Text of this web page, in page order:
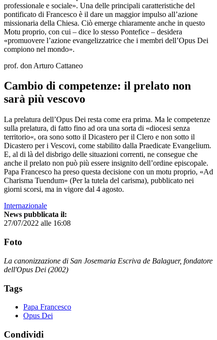
professionale e sociale». Una delle principali caratteristiche del
pontificato di Francesco è il dare un maggior impulso all’azione
missionaria della Chiesa. Ciò emerge chiaramente anche in questo
Motu proprio, con cui – dice lo stesso Pontefice – desidera
«promuovere l’azione evangelizzatrice che i membri dell’Opus Dei
compiono nel mondo».
prof. don Arturo Cattaneo
Cambio di competenze: il prelato non
sarà più vescovo
La prelatura dell’Opus Dei resta come era prima. Ma le competenze
sulla prelatura, di fatto fino ad ora una sorta di «diocesi senza
territorio«, ora sono sotto il Dicastero per il Clero e non sotto il
Dicastero per i Vescovi, come stabilito dalla Praedicate Evangelium.
E, al di là del disbrigo delle situazioni correnti, ne consegue che
anche il prelato non può più essere insignito dell’ordine episcopale.
Papa Francesco ha preso questa decisione con un motu proprio, «Ad
Charisma Tuendum» (Per la tutela del carisma), pubblicato nei
giorni scorsi, ma in vigore dal 4 agosto.
Internazionale
News pubblicata il:
27/07/2022 alle 16:08
Foto
La canonizzazione di San Josemaria Escriva de Balaguer, fondatore
dell'Opus Dei (2002)
Tags
Papa Francesco
Opus Dei
Condividi